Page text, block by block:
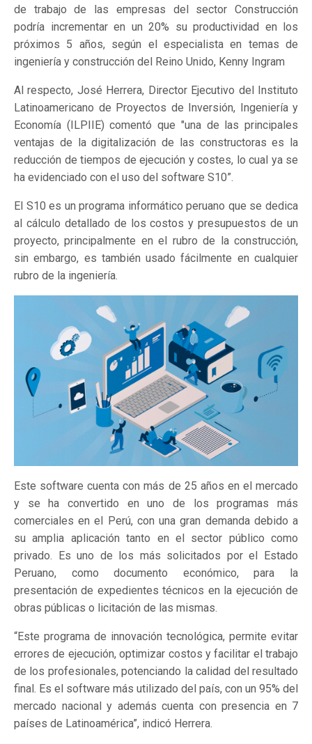
de trabajo de las empresas del sector Construcción
podría incrementar en un 20% su productividad en los
próximos 5 años, según el especialista en temas de
ingeniería y construcción del Reino Unido, Kenny Ingram
Al respecto, José Herrera, Director Ejecutivo del Instituto
Latinoamericano de Proyectos de Inversión, Ingeniería y
Economía (ILPIIE) comentó que "una de las principales
ventajas de la digitalización de las constructoras es la
reducción de tiempos de ejecución y costes, lo cual ya se
ha evidenciado con el uso del software S10”.
El S10 es un programa informático peruano que se dedica
al cálculo detallado de los costos y presupuestos de un
proyecto, principalmente en el rubro de la construcción,
sin embargo, es también usado fácilmente en cualquier
rubro de la ingeniería.
Este software cuenta con más de 25 años en el mercado
y se ha convertido en uno de los programas más
comerciales en el Perú, con una gran demanda debido a
su amplia aplicación tanto en el sector público como
privado. Es uno de los más solicitados por el Estado
Peruano, como documento económico, para la
presentación de expedientes técnicos en la ejecución de
obras públicas o licitación de las mismas.
“Este programa de innovación tecnológica, permite evitar
errores de ejecución, optimizar costos y facilitar el trabajo
de los profesionales, potenciando la calidad del resultado
final. Es el software más utilizado del país, con un 95% del
mercado nacional y además cuenta con presencia en 7
países de Latinoamérica”, indicó Herrera.